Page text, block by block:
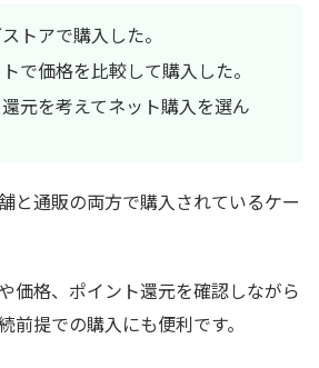
トアで購入した。
で価格を比較して購入した。
元を考えてネット購入を選ん
と通販の両方で購入されているケー
価格、ポイント還元を確認しながら
前提での購入にも便利です。